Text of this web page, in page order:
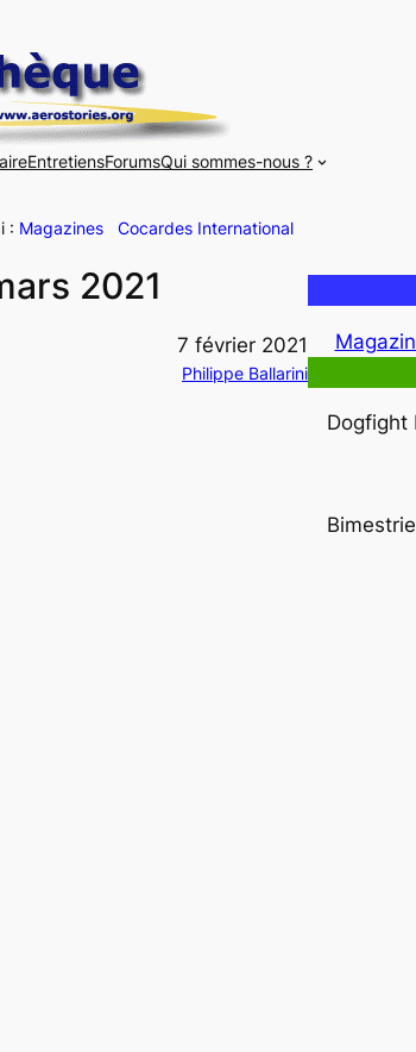
EntretiensForumsQui sommes-nous ?
: Magazines Cocardes International
2021
7 février 2021
Philippe Ballarini
Dogfight